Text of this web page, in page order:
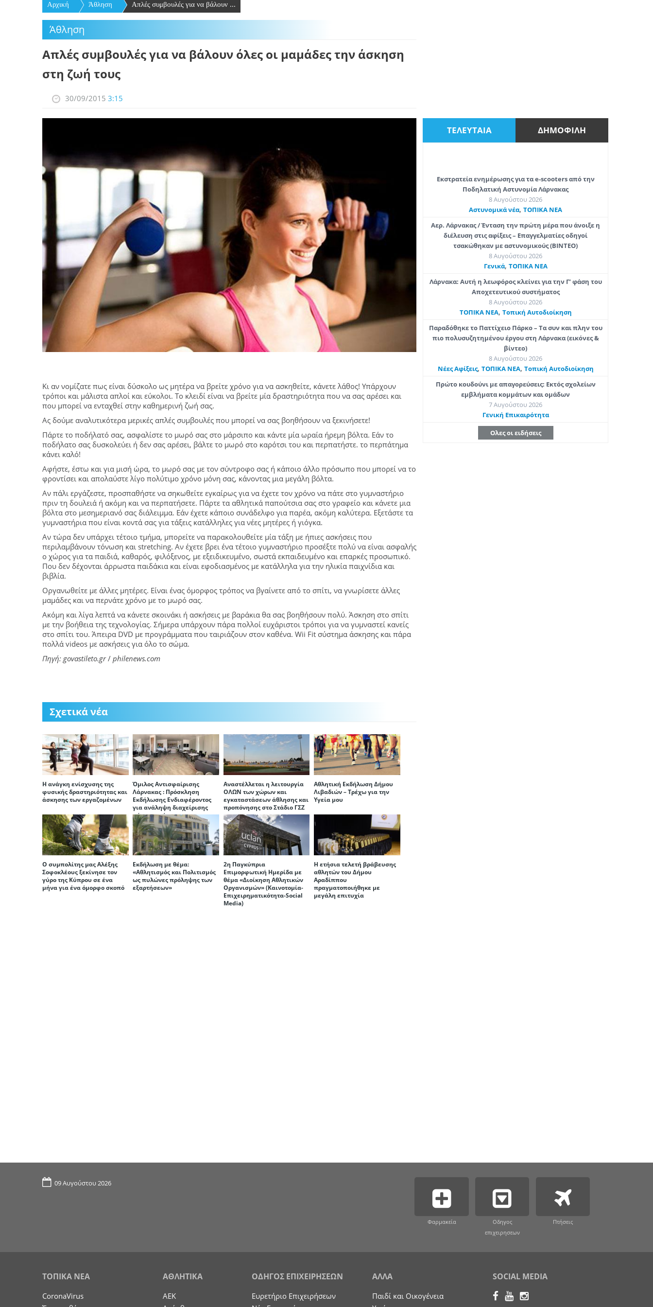
Αρχική Άθληση Απλές συμβουλές για να βάλουν ...
Άθληση
Απλές συμβουλές για να βάλουν όλες οι μαμάδες την άσκηση
στη ζωή τους
30/09/2015 3:15
Κι αν νομίζατε πως είναι δύσκολο ως μητέρα να βρείτε χρόνο για να ασκηθείτε, κάνετε λάθος! Υπάρχουν
τρόποι και μάλιστα απλοί και εύκολοι. Το κλειδί είναι να βρείτε μία δραστηριότητα που να σας αρέσει και
που μπορεί να ενταχθεί στην καθημερινή ζωή σας.
Ας δούμε αναλυτικότερα μερικές απλές συμβουλές που μπορεί να σας βοηθήσουν να ξεκινήσετε!
Πάρτε το ποδήλατό σας, ασφαλίστε το μωρό σας στο μάρσιπο και κάντε μία ωραία ήρεμη βόλτα. Εάν το
ποδήλατο σας δυσκολεύει ή δεν σας αρέσει, βάλτε το μωρό στο καρότσι του και περπατήστε. το περπάτημα
κάνει καλό!
Αφήστε, έστω και για μισή ώρα, το μωρό σας με τον σύντροφο σας ή κάποιο άλλο πρόσωπο που μπορεί να το
φροντίσει και απολαύστε λίγο πολύτιμο χρόνο μόνη σας, κάνοντας μια μεγάλη βόλτα.
Αν πάλι εργάζεστε, προσπαθήστε να σηκωθείτε εγκαίρως για να έχετε τον χρόνο να πάτε στο γυμναστήριο
πριν τη δουλειά ή ακόμη και να περπατήσετε. Πάρτε τα αθλητικά παπούτσια σας στο γραφείο και κάνετε μια
βόλτα στο μεσημεριανό σας διάλειμμα. Εάν έχετε κάποιο συνάδελφο για παρέα, ακόμη καλύτερα. Εξετάστε τα
γυμναστήρια που είναι κοντά σας για τάξεις κατάλληλες για νέες μητέρες ή γιόγκα.
Αν τώρα δεν υπάρχει τέτοιο τμήμα, μπορείτε να παρακολουθείτε μία τάξη με ήπιες ασκήσεις που
περιλαμβάνουν τόνωση και stretching. Αν έχετε βρει ένα τέτοιο γυμναστήριο προσέξτε πολύ να είναι ασφαλής
ο χώρος για τα παιδιά, καθαρός, φιλόξενος, με εξειδικευμένο, σωστά εκπαιδευμένο και επαρκές προσωπικό.
Που δεν δέχονται άρρωστα παιδάκια και είναι εφοδιασμένος με κατάλληλα για την ηλικία παιχνίδια και
βιβλία.
Οργανωθείτε με άλλες μητέρες. Είναι ένας όμορφος τρόπος να βγαίνετε από το σπίτι, να γνωρίσετε άλλες
μαμάδες και να περνάτε χρόνο με το μωρό σας.
Ακόμη και λίγα λεπτά να κάνετε σκοινάκι ή ασκήσεις με βαράκια θα σας βοηθήσουν πολύ. Άσκηση στο σπίτι
με την βοήθεια της τεχνολογίας. Σήμερα υπάρχουν πάρα πολλοί ευχάριστοι τρόποι για να γυμναστεί κανείς
στο σπίτι του. Άπειρα DVD με προγράμματα που ταιριάζουν στον καθένα. Wii Fit σύστημα άσκησης και πάρα
πολλά videos με ασκήσεις για όλο το σώμα.
Πηγή: govastileto.gr/ philenews.com
Σχετικά νέα
H ανάγκη ενίσχυσης της
φυσικής δραστηριότητας και
άσκησης των εργαζομένων
Όμιλος Αντισφαίρισης
Λάρνακας : Πρόσκληση
Εκδήλωσης Ενδιαφέροντος
για ανάληψη διαχείρισης
χώρου εστίασης
Αναστέλλεται η λειτουργία
ΟΛΩΝ των χώρων και
εγκαταστάσεων άθλησης και
προπόνησης στο Στάδιο ΓΣΖ
Αθλητική Εκδήλωση Δήμου
Λιβαδιών – Τρέχω για την
Υγεία μου
Ο συμπολίτης μας Αλέξης
Σοφοκλέους ξεκίνησε τον
γύρο της Κύπρου σε ένα
μήνα για ένα όμορφο σκοπό
Εκδήλωση με θέμα:
«Αθλητισμός και Πολιτισμός
ως πυλώνες πρόληψης των
εξαρτήσεων»
2η Παγκύπρια
Επιμορφωτική Ημερίδα με
θέμα «Διοίκηση Αθλητικών
Οργανισμών» (Καινοτομία-
Επιχειρηματικότητα-Social
Media)
Η ετήσια τελετή βράβευσης
αθλητών του Δήμου
Αραδίππου
πραγματοποιήθηκε με
μεγάλη επιτυχία
ΤΕΛΕΥΤΑΙΑ ΔΗΜΟΦΙΛΗ
Εκστρατεία ενημέρωσης για τα e-scooters από την
Ποδηλατική Αστυνομία Λάρνακας
8 Αυγούστου 2026
Aστυνομικά νέα,ΤΟΠΙΚΑ ΝΕΑ
Αερ. Λάρνακας / Ένταση την πρώτη μέρα που άνοιξε η
διέλευση στις αφίξεις – Επαγγελματίες οδηγοί
τσακώθηκαν με αστυνομικούς (ΒΙΝΤΕΟ)
8 Αυγούστου 2026
Γενικά, ΤΟΠΙΚΑ ΝΕΑ
Λάρνακα: Αυτή η λεωφόρος κλείνει για την Γ’ φάση του
Αποχετευτικού συστήματος
8 Αυγούστου 2026
ΤΟΠΙΚΑ ΝΕΑ, Τοπική Αυτοδιοίκηση
Παραδόθηκε το Παττίχειο Πάρκο – Τα συν και πλην του
πιο πολυσυζητημένου έργου στη Λάρνακα (εικόνες &
βίντεο)
8 Αυγούστου 2026
Νέες Αφίξεις, ΤΟΠΙΚΑ ΝΕΑ, Τοπική Αυτοδιοίκηση
Πρώτο κουδούνι με απαγορεύσεις: Εκτός σχολείων
εμβλήματα κομμάτων και ομάδων
7 Αυγούστου 2026
Γενική Επικαιρότητα
Ολες οι ειδήσεις
09 Αυγούστου 2026
Φαρμακεία
Οδηγος
επιχειρησεων
Πτήσεις
ΤΟΠΙΚΑ ΝΕΑ
CoronaVirus
ΑΘΛΗΤΙΚΑ
ΑΕΚ
ΟΔΗΓΟΣ ΕΠΙΧΕΙΡΗΣΕΩΝ
Ευρετήριο Επιχειρήσεων
ΑΛΛΑ
Παιδί και Οικογένεια
SOCIAL MEDIA